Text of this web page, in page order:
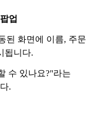
업
된 화면에 이름, 주문
됩니다.
수 있나요?"라는
.